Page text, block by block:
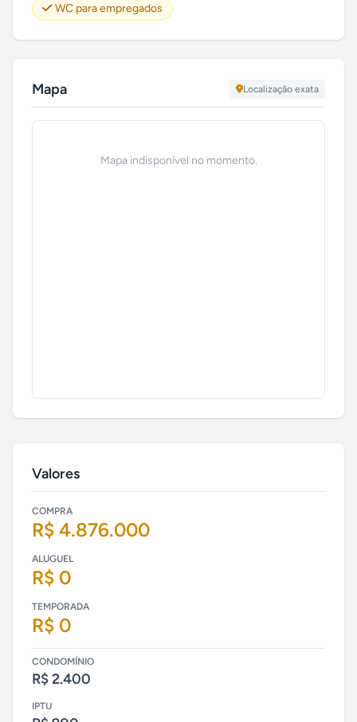
WC para empregados
Mapa Localização exata
Mapa indisponível no momento.
Valores
COMPRA
R$ 4.876.000
ALUGUEL
R$ 0
TEMPORADA
R$ 0
CONDOMÍNIO
R$ 2.400
IPTU